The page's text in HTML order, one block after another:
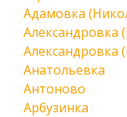
Адамовка
Александровка
Александровка
Анатольевка
Антоново
Арбузинка